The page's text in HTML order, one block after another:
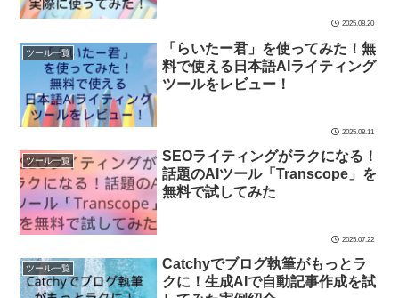
2025.08.20
ツール一覧
「らいたー君」を使ってみた！無
料で使える日本語AIライティング
ツールをレビュー！
2025.08.11
ツール一覧
SEOライティングがラクになる！
話題のAIツール「Transcope」を
無料で試してみた
2025.07.22
ツール一覧
Catchyでブログ執筆がもっとラ
クに！生成AIで自動記事作成を試